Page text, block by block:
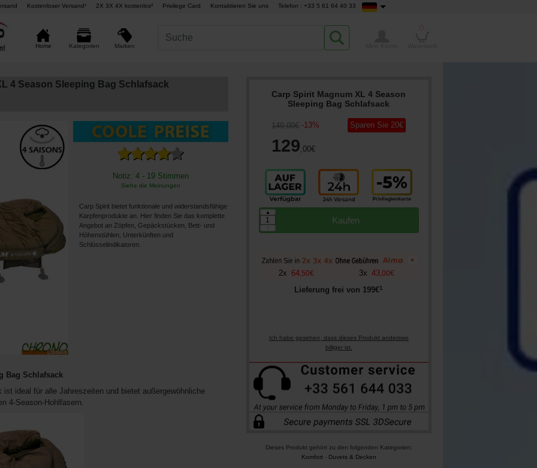
Kostenloser Versand¹ 2X 3X 4X kostenlos² Privilege Card Kontaktieren Sie uns Telefon : +33 5 61 64 40 33
Home Kategorien Marken
4 Season Sleeping Bag Schlafsack
Notiz: 4 - 19 Stimmen
Siehe die Meinungen
Carp Spirit bietet funktionale und widerstandsfähige
Karpfenprodukte an. Hier finden Sie das komplette
Angebot an Zöpfen, Gepäckstücken, Bett- und
Höhenstühlen, Unterkünften und
Schlüsselindikatoren.
Carp Spirit Magnum XL 4 Season
Sleeping Bag Schlafsack
149,00€ -13%
129,00€
Sparen Sie 20€
Kaufen
▲
+
2x 64 50€ 3x 43, 00€
Lieferung frei von 199€1
Ich habe gesehen, dass dieses Produkt anderswo
billiger ist.
Dieses Produkt gehört zu den folgenden Kategorien:
Komfort- Duvets & Decken
Bag Schlafsack
ideal für alle Jahreszeiten und bietet außergewöhnliche
4-Season-Hohlfasern.